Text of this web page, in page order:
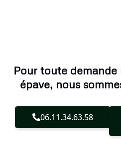
Pour toute
épave, nous
06.11.34.63.58